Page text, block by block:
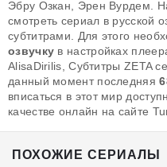
Эбру Озкан, Эрен Вурдем.
смотреть сериал в русской
субтитрами. Для этого
озвучку в настройках
AlisaDirilis, Субтитры ZETA
данный момент последняя
вписаться в этот мир
качестве онлайн на сайте
ПОХОЖИЕ СЕРИАЛЫ